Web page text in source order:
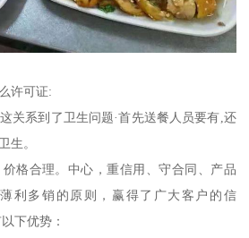
许可证:
关系到了卫生问题·首先送餐人员要有,还
生。
格合理。中心，重信用、守合同、产品
利多销的原则，赢得了广大客户的信
下优势：